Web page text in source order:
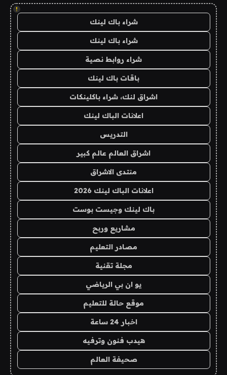
!
شراء باك لينك
شراء باك لينك
شراء روابط نصية
باقات باك لينك
اشراق لنك، شراء باكلينكات
اعلانات الباك لينك
التدريس
اشراق العالم عالم كبير
منتدى الاشراق
اعلانات الباك لينك 2026
باك لينك وجيست بوست
مشاريع وربح
مصادر التعليم
مجلة تقنية
يو ان بي الرياضي
موقع حالة للتعليم
اخبار 24 ساعة
هيدب فنون وترفيه
صحيفة العالم